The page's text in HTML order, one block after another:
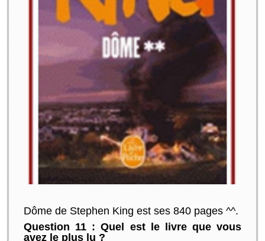
Dôme de Stephen King est ses 840 pages ^^.
Question 11 : Quel est le livre que vous
avez le plus lu ?